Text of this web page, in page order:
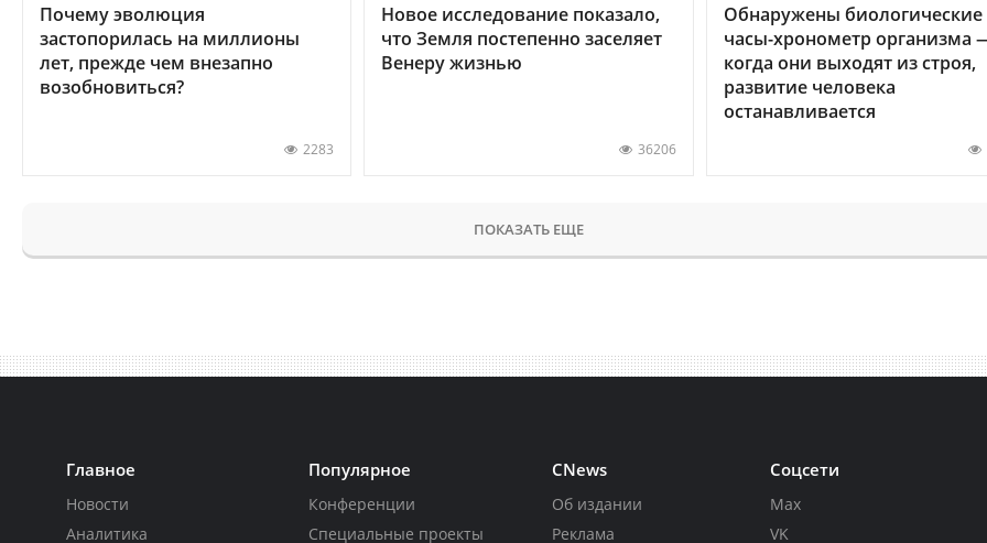
Почему эволюция
застопорилась на миллионы
лет, прежде чем внезапно
возобновиться?
2283
Новое исследование показало,
что Земля постепенно заселяет
Венеру жизнью
36206
Обнаружены биологические
часы-хронометр организма
когда они выходят из строя,
развитие человека
останавливается
ПОКАЗАТЬ ЕЩЕ
Главное
Новости
Аналитика
Популярное
Конференции
Специальные проекты
CNews
Об издании
Реклама
Соцсети
Max
VK